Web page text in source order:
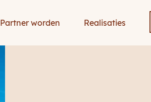
Partner worden Realisaties